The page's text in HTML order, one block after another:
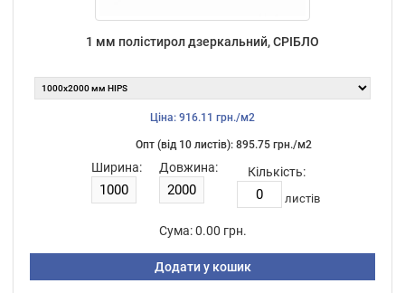
1 мм полістирол дзеркальний, СРІБЛО
Ціна: 916.11 грн./м2
Опт (від 10 листiв): 895.75 грн./м2
Ширина: Довжина: Кількість:
листiв
Сума: 0.00 грн.
Додати у кошик